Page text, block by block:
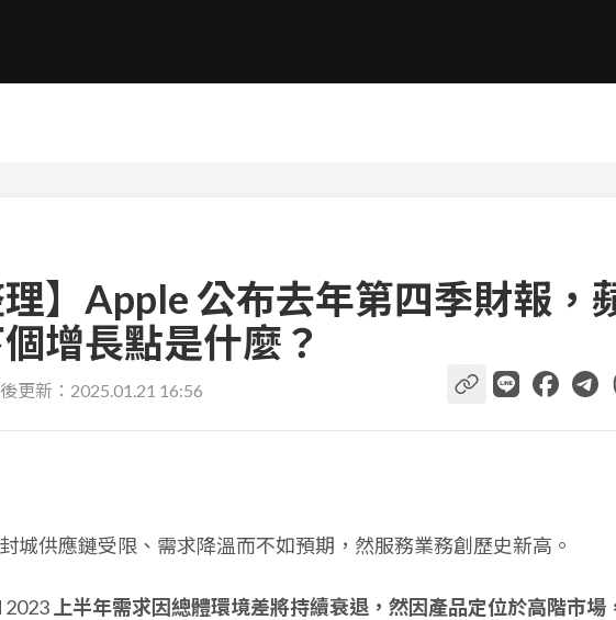
理】Apple 公布去年第四季財報，
增長點是什麼？
更新： 2025.01.21 16:56
城供應鏈受限、需求降溫而不如預期，然服務業務創歷史新高。
2023 上半年需求因總體環境差將持續衰退，然因產品定位於高階市場